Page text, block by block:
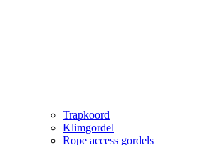
Trapkoord
Klimgordel
Rope access gordels